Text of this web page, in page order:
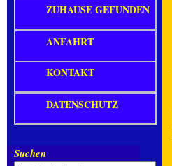
ZUHAUSE GEFUNDEN
ANFAHRT
KONTAKT
DATENSCHUTZ
Suchen